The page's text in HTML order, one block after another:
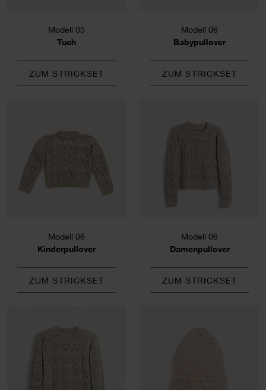
Modell 05
Tuch
ZUM STRICKSET
Modell 06
Babypullover
ZUM STRICKSET
Modell 06
Kinderpullover
ZUM STRICKSET
Modell 06
Damenpullover
ZUM STRICKSET